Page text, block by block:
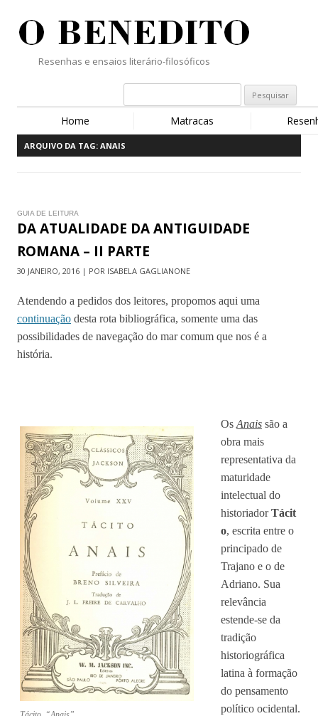
Resenhas e ensaios literário-filosóficos
Home Matracas
ARQUIVO DA TAG: ANAIS
GUIA DE LEITURA
DA ATUALIDADE DA ANTIGUIDADE
ROMANA – II PARTE
30 JANEIRO, 2016 | POR ISABELA GAGLIANONE
Atendendo a pedidos dos leitores, propomos aqui uma
continuação desta rota bibliográfica, somente uma das
possibilidades de navegação do mar comum que nos é a
história.
Os Anais são a
obra mais
representativa da
maturidade
intelectual do
historiadorTácit
o, escrita entre o
principado de
Trajano e o de
Adriano. Sua
relevância
estende-se da
tradição
historiográfica
latina à formação
do pensamento
político ocidental.